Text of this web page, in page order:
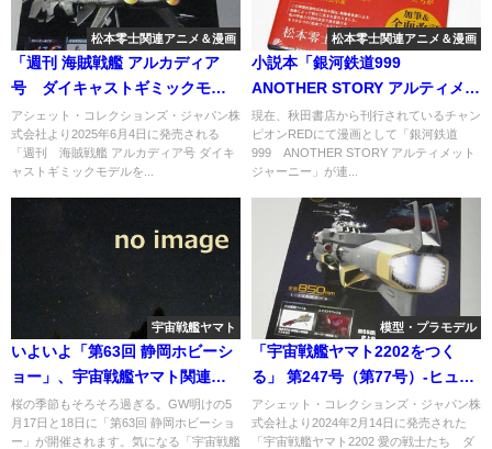
松本零士関連アニメ＆漫画
「週刊 海賊戦艦 アルカディア
号 ダイキャストギミックモデ
ルをつくる」第92号
アシェット・コレクションズ・ジャパン株
式会社より2025年6月4日に発売される
「週刊 海賊戦艦 アルカディア号 ダイキ
ャストギミックモデルを...
松本零士関連アニメ＆漫画
小説本「銀河鉄道999
ANOTHER STORY アルティメッ
トジャーニー」が届く
現在、秋田書店から刊行されているチャン
ピオンREDにて漫画として「銀河鉄道
999 ANOTHER STORY アルティメット
ジャーニー」が連...
宇宙戦艦ヤマト
いよいよ「第63回 静岡ホビーシ
ョー」、宇宙戦艦ヤマト関連商
品は？
桜の季節もそろそろ過ぎる。GW明けの5
月17日と18日に「第63回 静岡ホビーショ
ー」が開催されます。気になる「宇宙戦艦
模型・プラモデル
「宇宙戦艦ヤマト2202をつく
る」 第247号（第77号）-ヒュウ
ガ編、そして艦載機へ
アシェット・コレクションズ・ジャパン株
式会社より2024年2月14日に発売された
「宇宙戦艦ヤマト2202 愛の戦士たち ダ